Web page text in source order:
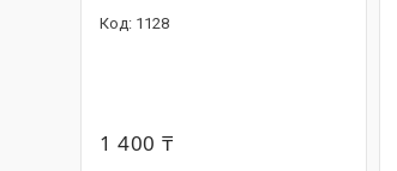
1128
1 400 ₸